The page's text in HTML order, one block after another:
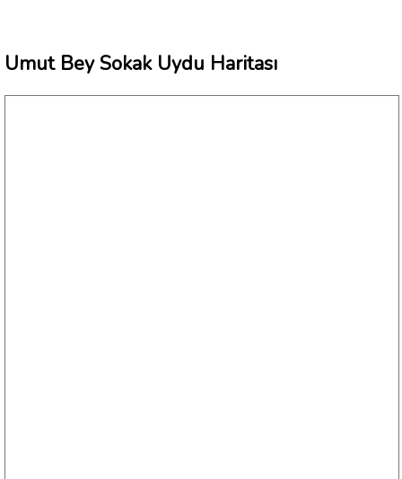
Umut Bey Sokak Uydu Haritası